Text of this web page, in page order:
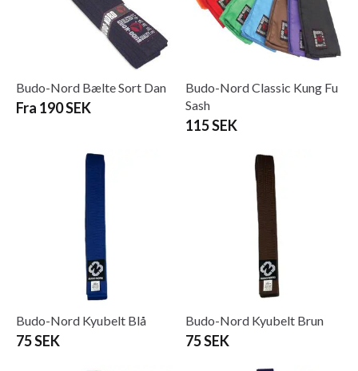
Budo-Nord Bælte Sort Dan
Fra 190 SEK
Budo-Nord Classic Kung Fu
Sash
115 SEK
Budo-Nord Kyubelt Blå
75 SEK
Budo-Nord Kyubelt Brun
75 SEK